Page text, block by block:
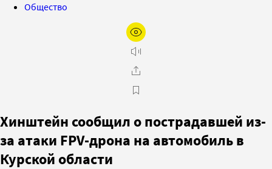
Общество
Хинштейн сообщил о пострадавшей из-
за атаки FPV-дрона на автомобиль в
Курской области